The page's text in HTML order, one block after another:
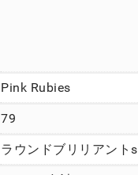
Pink Rubies
79
ラウンドブリリアントs